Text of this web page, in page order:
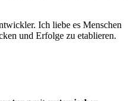
Ich liebe es Menschen
und Erfolge zu etablieren.